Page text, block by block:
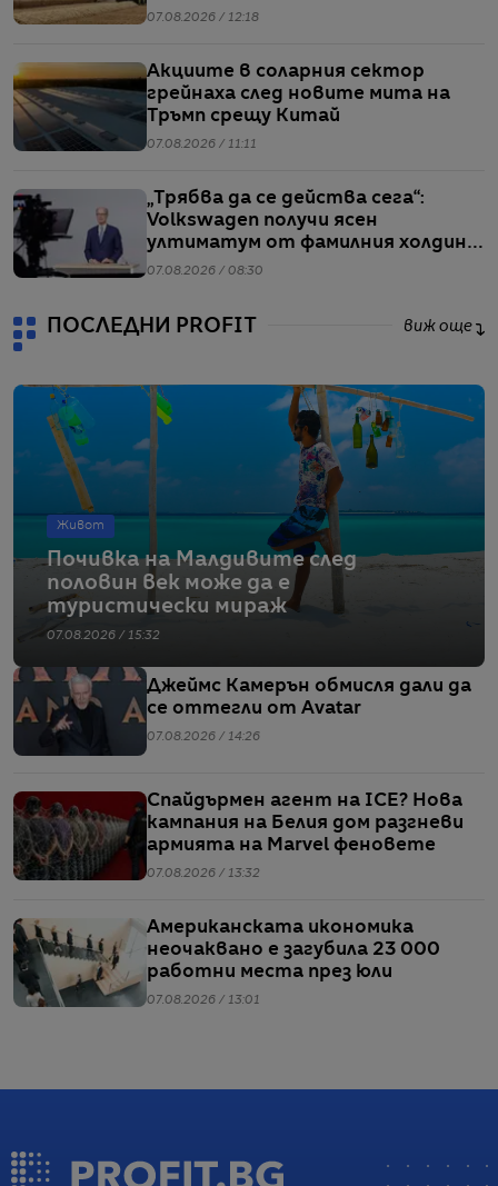
години
07.08.2026 / 12:18
Акциите в соларния сектор
грейнаха след новите мита на
Тръмп срещу Китай
07.08.2026 / 11:11
„Трябва да се действа сега“:
Volkswagen получи ясен
ултиматум от фамилния холдинг
начело на групата
07.08.2026 / 08:30
ПОСЛЕДНИ PROFIT виж още
Живот
Почивка на Малдивите след
половин век може да е
туристически мираж
07.08.2026 / 15:32
Джеймс Камерън обмисля дали да
се оттегли от Avatar
07.08.2026 / 14:26
Спайдърмен агент на ICE? Нова
кампания на Белия дом разгневи
армията на Marvel феновете
07.08.2026 / 13:32
Американската икономика
неочаквано е загубила 23 000
работни места през юли
07.08.2026 / 13:01